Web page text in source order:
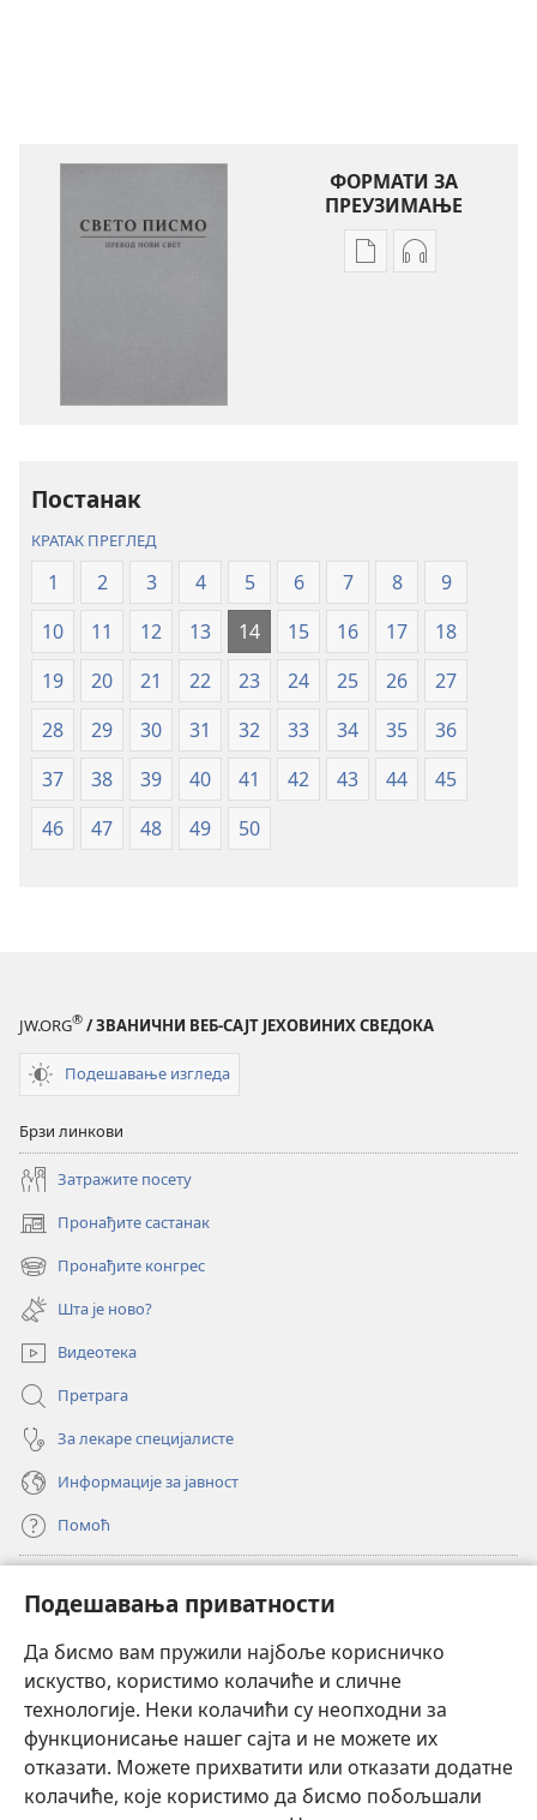
Подешавања приватности
Да бисмо вам пружили најбоље корисничко
искуство, користимо колачиће и сличне
технологије. Неки колачићи су неопходни за
функционисање нашег сајта и не можете их
отказати. Можете прихватити или отказати додатне
колачиће, које користимо да бисмо побољшали
ФОРМАТИ ЗА
ПРЕУЗИМАЊЕ
Формати
(ревидирано
издање
2019)
Формати
(ревидирано
издање
2019)
Постанак
КРАТАК ПРЕГЛЕД
1 2 3 4 5 6 7 8
9
10
11 12 13 14 15 16 17
18
19
20 21 22 23 24 25 26
27
28
29 30 31 32 33 34 35
36
37
38 39 40 41 42 43 44
45
46
47 48 49 50
JW.ORG® / ЗВАНИЧНИ ВЕБ-САЈТ ЈЕХОВИНИХ СВЕДОКА
Подешавање изгледа
Брзи линкови
Затражите посету
Пронађите састанак
(отвара
нови
прозор)
Пронађите конгрес
(отвара
нови
прозор)
Шта је ново?
Видеотека
Претрага
За лекаре специјалисте
Информације за јавност
Помоћ
(отвара
нови
прозор)ОНЛАЈН БИБЛИОТЕКА Watchtower
(отвара
нови
прозор)JW Hub®
(отвара
нови
прозор)JW Library
Watchtower Library ®